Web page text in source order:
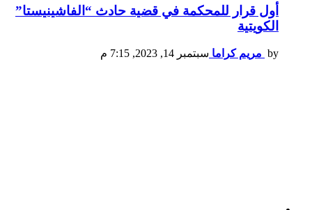
أول قرار للمحكمة في قضية حادث “الفاشينيستا”
الكويتية
by مريم كراما سبتمبر 14, 2023, 7:15 م